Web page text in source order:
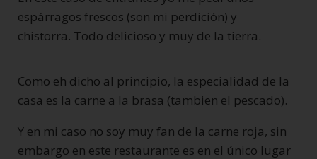
espárragos frescos (son mi perdición) y
chistorra. Todo delicioso y muy de la tierra.
Como eh dicho al principio, la especialidad de la
casa es la carne a la brasa (tambien el pescado).
Y en mi caso no soy muy fan de la carne roja, sin
embargo en este restaurante es en el único lugar